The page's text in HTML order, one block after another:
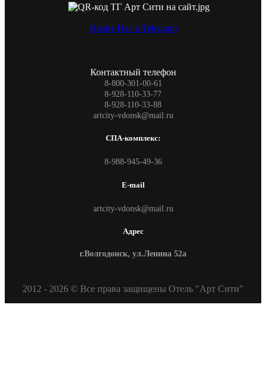
Визит Нас в Telegram
Контактный телефон
8-800-301-00-61
8-928-110-33-77
8-928-110-33-88
artcity-vdonsk@mail.ru
СПА-комплекс:
8-988-945-49-36
E-mail
artcity-vdonsk@mail.ru
Адрес
г.Волгодонск, ул.Ленина 52а
2012 - 2026 © Все права защищены Отель "Арт Сити"